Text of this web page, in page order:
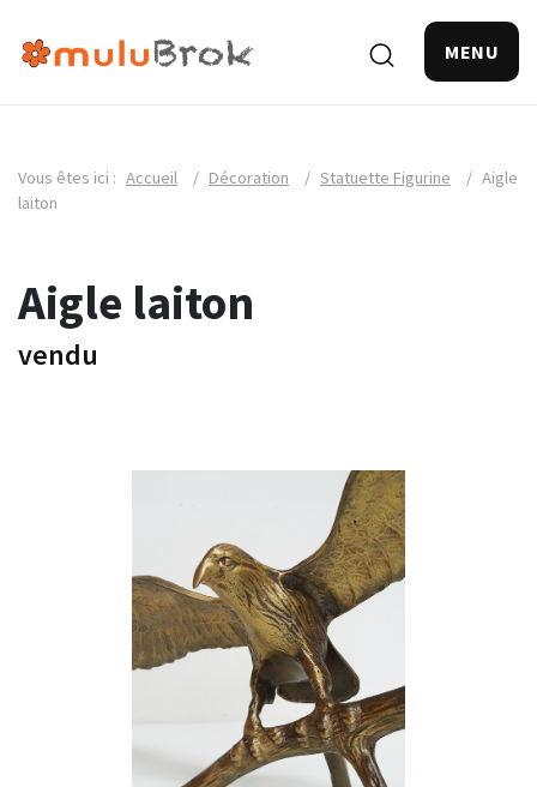
MENU
Vous êtes ici : Accueil / Décoration / Statuette Figurine / Aigle
laiton
Aigle laiton
vendu